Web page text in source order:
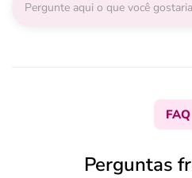
FAQ
Perguntas